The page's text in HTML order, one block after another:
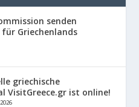
senden
Griechenlands
griechische
VisitGreece.gr ist online!